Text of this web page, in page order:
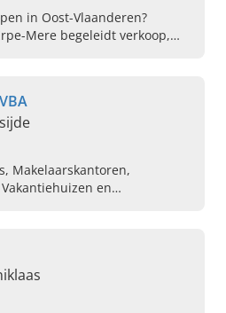
in Oost-Vlaanderen?
Mere begeleidt verkoop,
Makelaarskantoren,
en